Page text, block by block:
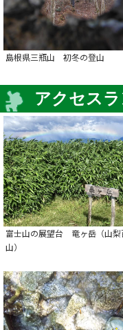
島根県三瓶山 初冬の登山
アクセス
富士山の展望台 竜ヶ岳（山梨
山）